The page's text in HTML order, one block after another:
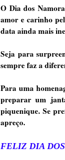
O Dia dos
amor e carinho
data ainda mais
Seja para
sempre faz a
Para uma
preparar um
piquenique. Se
apreço.
FELIZ DIA